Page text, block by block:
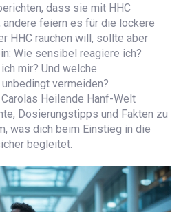
dass sie mit HHC
feiern es für die lockere
HHC rauchen will, sollte aber
Wie sensibel reagiere ich?
mir? Und welche
vermeiden?
Heilende Hanf-Welt
Dosierungstipps und Fakten zu
was dich beim Einstieg in die
begleitet.